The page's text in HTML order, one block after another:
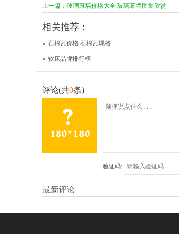
上一篇：玻璃幕墙价格大全 玻璃幕墙图集欣赏
相关推荐：
石棉瓦价格 石棉瓦规格
软床品牌排行榜
评论(共0条)
验证码:
最新评论